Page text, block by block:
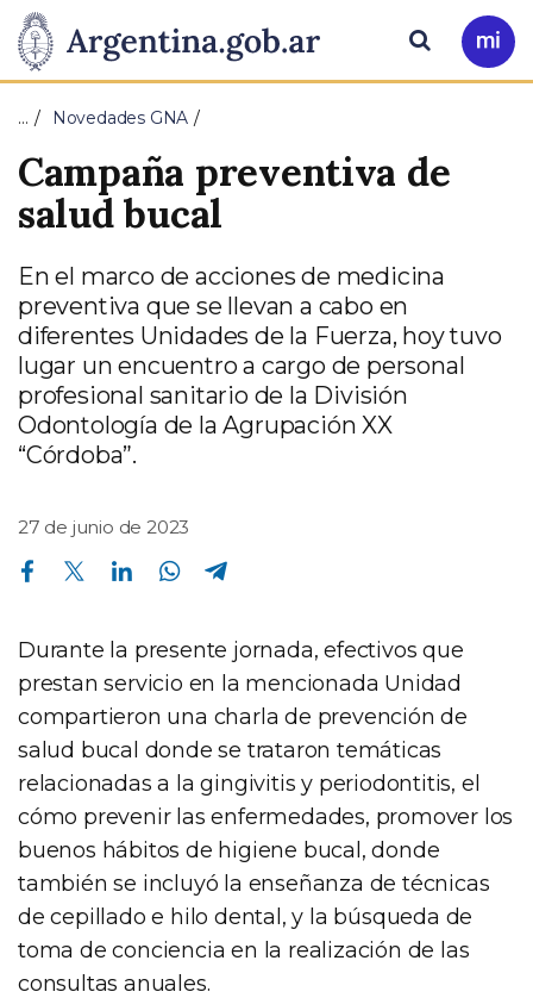
Presidencia
de
la
Nación
Pasar al contenido principal
Ir
a
Buscar
… Novedades GNA
Campaña preventiva de
salud bucal
En el marco de acciones de medicina
preventiva que se llevan a cabo en
diferentes Unidades de la Fuerza, hoy tuvo
lugar un encuentro a cargo de personal
profesional sanitario de la División
Odontología de la Agrupación XX
“Córdoba”.
27 de junio de 2023
Compartir en Facebook Compartir en Twitter Compartir en Linkedin Compartir en Whatsapp
Durante la presente jornada, efectivos que
prestan servicio en la mencionada Unidad
compartieron una charla de prevención de
salud bucal donde se trataron temáticas
relacionadas a la gingivitis y periodontitis, el
cómo prevenir las enfermedades, promover los
buenos hábitos de higiene bucal, donde
también se incluyó la enseñanza de técnicas
de cepillado e hilo dental, y la búsqueda de
toma de conciencia en la realización de las
consultas anuales.